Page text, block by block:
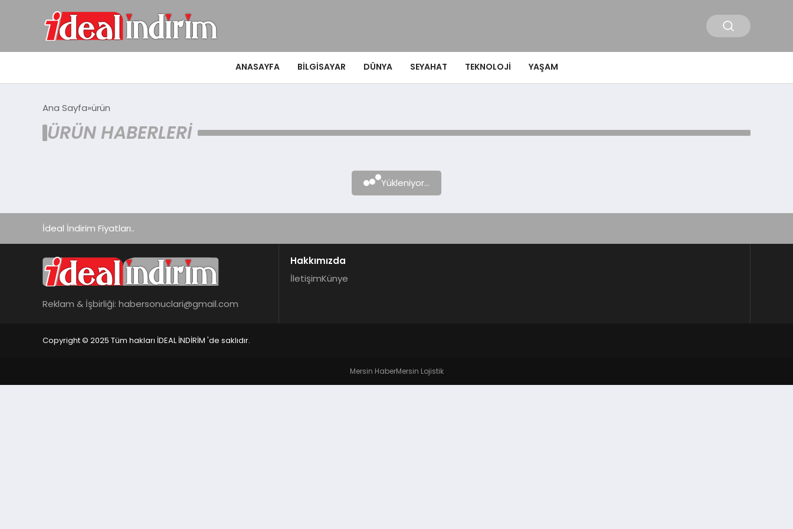
ANASAYFA BILGISAYAR DÜNYA SEYAHAT TEKNOLOJI YAŞAM
Ana Sayfa ürün
ÜRÜN HABERLERI
Yükleniyor...
İdeal İndirim Fiyatları..
Reklam & İşbirliği: habersonuclari@gmail.com
Hakkımızda
İletişimKünye
Copyright © 2025 Tüm hakları İDEAL İNDİRİM 'de saklıdır.
Mersin HaberMersin Lojistik